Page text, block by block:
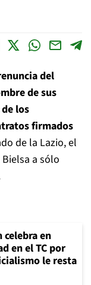
del
de sus
los
firmados
de la Lazio, el
a sólo
celebra en
en el TC por
le resta